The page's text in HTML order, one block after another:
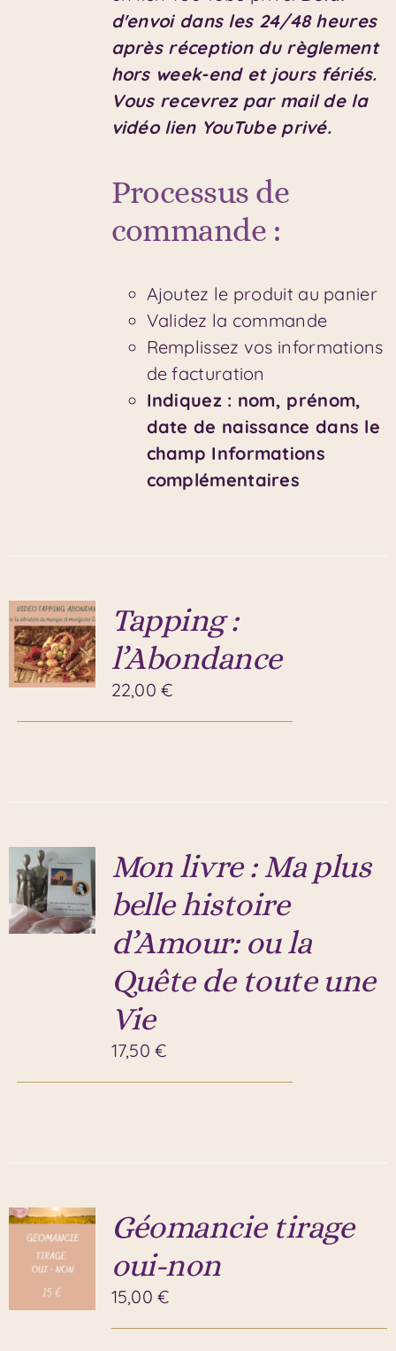
d'envoi dans les 24/48 heures
après réception du règlement
hors week-end et jours fériés.
Vous recevrez par mail de la
vidéo lien YouTube privé.
Processus de
commande :
Ajoutez le produit au panier
Validez la commande
Remplissez vos informations
de facturation
Indiquez : nom, prénom,
date de naissance dans le
champ Informations
complémentaires
Tapping :
l’Abondance
22,00€
Mon livre : Ma plus
belle histoire
d’Amour: ou la
Quête de toute une
Vie
17,50€
Géomancie tirage
oui-non
15,00€